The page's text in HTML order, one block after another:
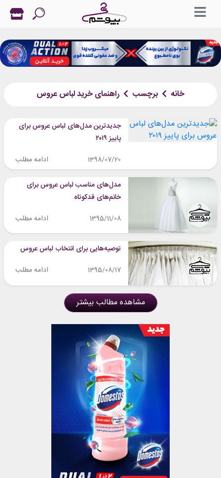
خانه برچسب راهنمای خرید لباس عروس
جدیدترین مدل‎‌های لباس عروس برای
پاییز ۲۰۱۹
1398/07/20 ادامه مطلب
مدل‌های مناسب لباس عروس برای
خانم‌های قدکوتاه
1395/11/08 ادامه مطلب
توصیه‌هایی برای انتخاب لباس عروس
1395/08/17 ادامه مطلب
مشاهده مطالب بیشتر